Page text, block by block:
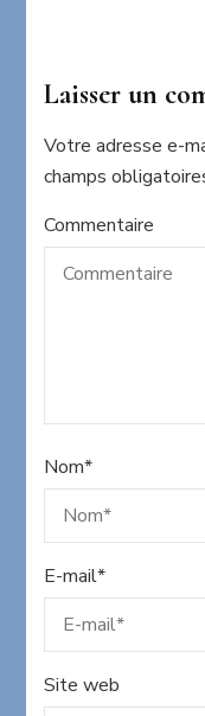
Laisser un
Votre adresse e-
champs
Commentaire
Nom*
E-mail*
Site web